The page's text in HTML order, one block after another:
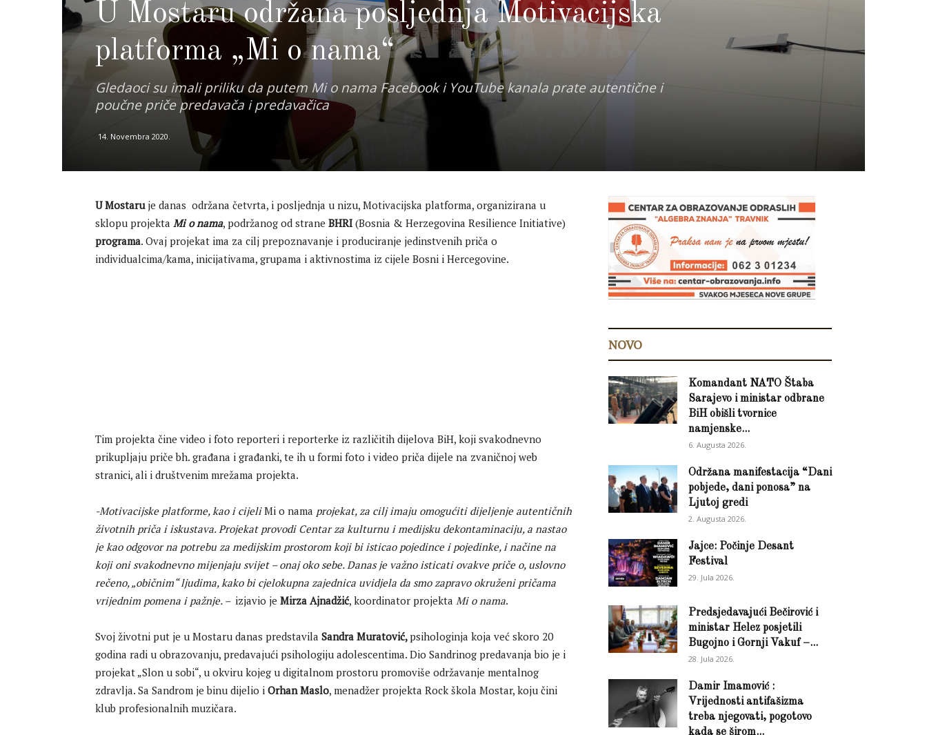
U Mostaru održana posljednja Motivacijska
platforma „Mi o nama“
Gledaoci su imali priliku da putem Mi o nama Facebook i YouTube kanala prate autentične i
poučne priče predavača i predavačica
14. Novembra 2020.
U Mostaruje danas održana četvrta, i posljednja u nizu, Motivacijska platforma, organizirana u
sklopu projekta Mi o nama, podržanog od strane BHRI (Bosnia & Herzegovina Resilience Initiative)
programa. Ovaj projekat ima za cilj prepoznavanje i produciranje jedinstvenih priča o
individualcima/kama, inicijativama, grupama i aktivnostima iz cijele Bosni i Hercegovine.
Tim projekta čine video i foto reporteri i reporterke iz različitih dijelova BiH, koji svakodnevno
prikupljaju priče bh. građana i građanki, te ih u formi foto i video priča dijele na zvaničnoj web
stranici, ali i društvenim mrežama projekta.
-Motivacijske platforme, kao i cijeliMi o nama projekat, za cilj imaju omogućiti dijeljenje autentičnih
životnih priča i iskustava. Projekat provodi Centar za kulturnu i medijsku dekontaminaciju, a nastao
je kao odgovor na potrebu za medijskim prostorom koji bi isticao pojedince i pojedinke, i načine na
koji oni svakodnevno mijenjaju svijet – onaj oko sebe.Danas je važno isticati ovakve priče o, uslovno
rečeno, „običnim“ ljudima, kako bi cjelokupna zajednica uvidjela da smo zapravo okruženi pričama
vrijednim pomena i pažnje. – izjavio je Mirza Ajnadžić, koordinator projekta Mi o nama.
Svoj životni put je u Mostaru danas predstavila Sandra Muratović,psihologinja koja već skoro 20
godina radi u obrazovanju, predavajući psihologiju adolescentima. Dio Sandrinog predavanja bio je i
projekat „Slon u sobi“, u okviru kojeg u digitalnom prostoru promoviše održavanje mentalnog
zdravlja. Sa Sandrom je binu dijelio i Orhan Maslo, menadžer projekta Rock škola Mostar, koju čini
klub profesionalnih muzičara.
NOVO
Komandant NATO Štaba
Sarajevo i ministar odbrane
BiH obišli tvornice
namjenske...
6. Augusta 2026.
Održana manifestacija “Dani
pobjede, dani ponosa” na
Ljutoj gredi
2. Augusta 2026.
Jajce: Počinje Desant
Festival
29. Jula 2026.
Predsjedavajući Bečirović i
ministar Helez posjetili
Bugojno i Gornji Vakuf –...
28. Jula 2026.
Damir Imamović :
Vrijednosti antifašizma
treba njegovati, pogotovo
kada se širom...